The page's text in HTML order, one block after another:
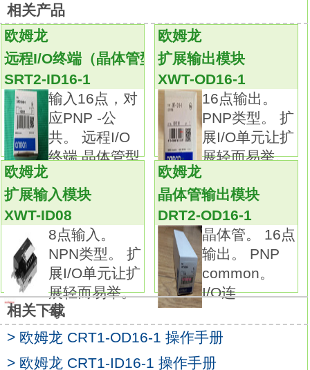
极性导杆数：2。
最小包装单位：30个。
印刷基板连接器的核心、 MIL规格标准品。
通过采用新型生产力设计，高可靠性与低价格
的同步实现XWT-ID16-1
备有便于省空间封装的盒型插头（ XG4C）。
备有可进行中继使用的压接型插头（
XG4E）。
将本公司的散线压接型连接器（ XG5）特有插
头（ XG8）与PCB型。
（ XG2）组合使用可实现种类丰富的各种封
装。
适用本公司自己开发的简易锁定摆杆可以使特
有插头（ XG8）和，
盒型插头（ XG4C）也能够进行锁定。
MIL规格（ MIL-C-83503）标准。
标准品符合UL规格（ File No. E103202）认证
产品。电缆类型：标准电缆（无极性）。
电缆引出方向：直线型。
相关产品
欧姆龙
远程I/O终端（晶体管型）
SRT2-ID16-1
输入16点，对
应PNP -公
共。 远程I/O
终端 晶体管型
欧姆龙
扩展输出模块
XWT-OD16-1
16点输出。
PNP类型。 扩
展I/O单元让扩
展轻而易举。
欧姆龙
扩展输入模块
XWT-ID08
8点输入。
NPN类型。 扩
展I/O单元让扩
展轻而易举。
每
欧姆龙
晶体管输出模块
DRT2-OD16-1
晶体管。 16点
输出。 PNP
common。
I/O连
相关下载
> 欧姆龙 CRT1-OD16-1 操作手册
> 欧姆龙 CRT1-ID16-1 操作手册